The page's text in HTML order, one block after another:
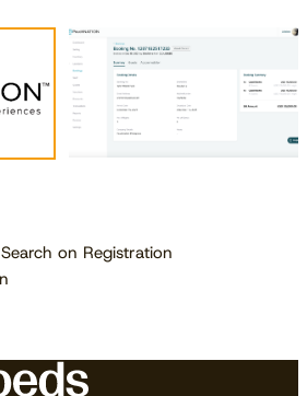
on Registration